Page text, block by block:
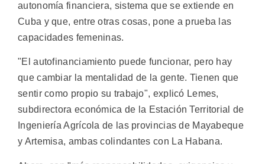
autonomía financiera, sistema que se extiende en
Cuba y que, entre otras cosas, pone a prueba las
capacidades femeninas.
"El autofinanciamiento puede funcionar, pero hay
que cambiar la mentalidad de la gente. Tienen que
sentir como propio su trabajo", explicó Lemes,
subdirectora económica de la Estación Territorial de
Ingeniería Agrícola de las provincias de Mayabeque
y Artemisa, ambas colindantes con La Habana.